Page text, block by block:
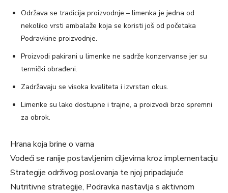
Održava se tradicija proizvodnje – limenka je jedna od
nekoliko vrsti ambalaže koja se koristi još od početaka
Podravkine proizvodnje.
Proizvodi pakirani u limenke ne sadrže konzervanse jer su
termički obrađeni.
Zadržavaju se visoka kvaliteta i izvrstan okus.
Limenke su lako dostupne i trajne, a proizvodi brzo spremni
za obrok.
Hrana koja brine o vama
Vodeći se ranije postavljenim ciljevima kroz implementaciju
Strategije održivog poslovanja te njoj pripadajuće
Nutritivne strategije, Podravka nastavlja s aktivnom